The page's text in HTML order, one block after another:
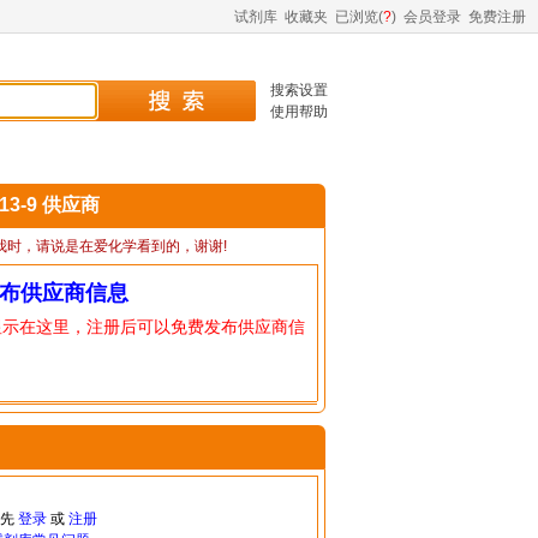
试剂库 收藏夹 已浏览(?) 会员登录 免费注册
搜索设置
使用帮助
9 供应商
时，请说是在爱化学看到的，谢谢!
供应商信息
在这里，注册后可以免费发布供应商信
登录或 注册